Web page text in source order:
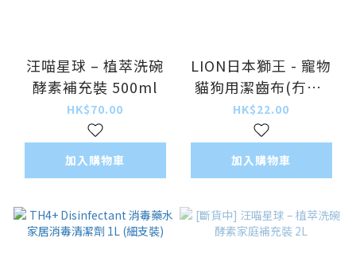
汪喵星球 – 植萃洗碗
酵素補充裝 500ml
HK$70.00
加入購物車
LION日本獅王 - 寵物
貓狗用潔齒布(冇味)
30片裝 [香港行貨]
HK$22.00
加入購物車